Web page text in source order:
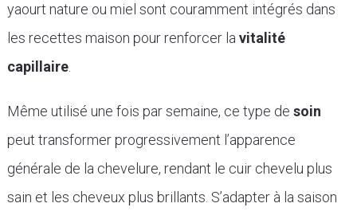
yaourt nature ou miel sont couramment intégrés dans
les recettes maison pour renforcer lavitalité
capillaire.
Même utilisé une fois par semaine, ce type de soin
peut transformer progressivement l’apparence
générale de la chevelure, rendant le cuir chevelu plus
sain et les cheveux plus brillants. S’adapter à la saison